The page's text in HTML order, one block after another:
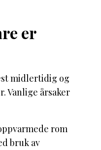
er
midlertidig og
Vanlige årsaker
rom
bruk av